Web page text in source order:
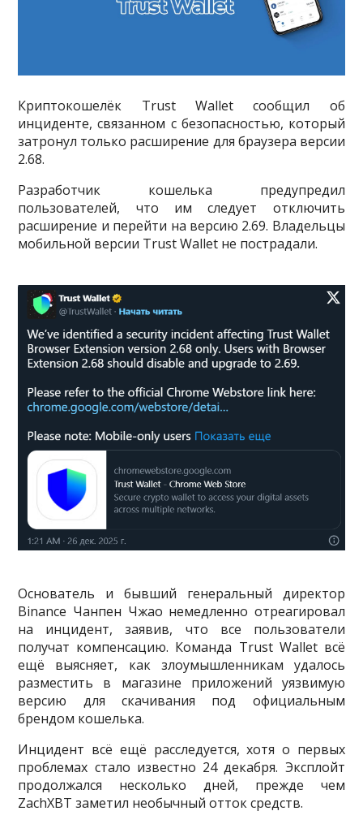
Криптокошелёк Trust Wallet сообщил об
инциденте, связанном с безопасностью, который
затронул только расширение для браузера версии
2.68.
Разработчик кошелька предупредил
пользователей, что им следует отключить
расширение и перейти на версию 2.69. Владельцы
мобильной версии Trust Wallet не пострадали.
Основатель и бывший генеральный директор
Binance Чанпен Чжао немедленно отреагировал
на инцидент, заявив, что все пользователи
получат компенсацию. Команда Trust Wallet всё
ещё выясняет, как злоумышленникам удалось
разместить в магазине приложений уязвимую
версию для скачивания под официальным
брендом кошелька.
Инцидент всё ещё расследуется, хотя о первых
проблемах стало известно 24 декабря. Эксплойт
продолжался несколько дней, прежде чем
ZachXBT заметил необычный отток средств.